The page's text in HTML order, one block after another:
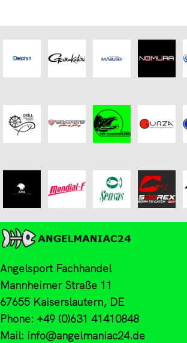
Angelsport Fachhandel
Mannheimer Straße 11
67655 Kaiserslautern, DE
Phone: +49 (0)631 41410848
Mail: info@angelmaniac24.de